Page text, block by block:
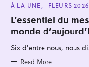
C
T
E
G
O
I
S
À LA UNE FLEURS 2026
L’essentiel du
monde
Six d'entre nous, nous
Read More
h
f
o
r
: